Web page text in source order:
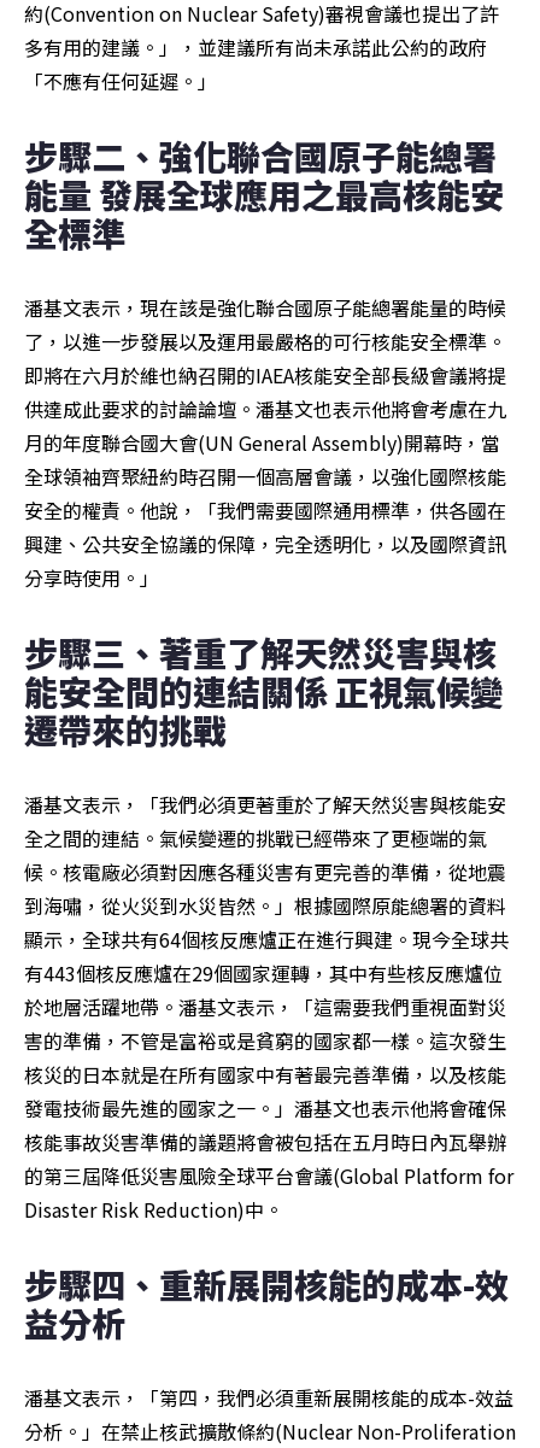
約(Convention on Nuclear Safety)審視會議也提出了許
多有用的建議。」，並建議所有尚未承諾此公約的政府
「不應有任何延遲。」
步驟二、強化聯合國原子能總署
能量 發展全球應用之最高核能安
全標準
潘基文表示，現在該是強化聯合國原子能總署能量的時候
了，以進一步發展以及運用最嚴格的可行核能安全標準。
即將在六月於維也納召開的IAEA核能安全部長級會議將提
供達成此要求的討論論壇。潘基文也表示他將會考慮在九
月的年度聯合國大會(UN General Assembly)開幕時，當
全球領袖齊聚紐約時召開一個高層會議，以強化國際核能
安全的權責。他說，「我們需要國際通用標準，供各國在
興建、公共安全協議的保障，完全透明化，以及國際資訊
分享時使用。」
步驟三、著重了解天然災害與核
能安全間的連結關係 正視氣候變
遷帶來的挑戰
潘基文表示，「我們必須更著重於了解天然災害與核能安
全之間的連結。氣候變遷的挑戰已經帶來了更極端的氣
候。核電廠必須對因應各種災害有更完善的準備，從地震
到海嘯，從火災到水災皆然。」根據國際原能總署的資料
顯示，全球共有64個核反應爐正在進行興建。現今全球共
有443個核反應爐在29個國家運轉，其中有些核反應爐位
於地層活躍地帶。潘基文表示，「這需要我們重視面對災
害的準備，不管是富裕或是貧窮的國家都一樣。這次發生
核災的日本就是在所有國家中有著最完善準備，以及核能
發電技術最先進的國家之一。」潘基文也表示他將會確保
核能事故災害準備的議題將會被包括在五月時日內瓦舉辦
的第三屆降低災害風險全球平台會議(Global Platform for
Disaster Risk Reduction)中。
步驟四、重新展開核能的成本-效
益分析
潘基文表示，「第四，我們必須重新展開核能的成本-效益
分析。」在禁止核武擴散條約(Nuclear Non-Proliferation